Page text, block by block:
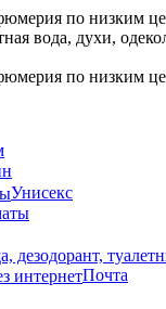
Унисекс
Почта